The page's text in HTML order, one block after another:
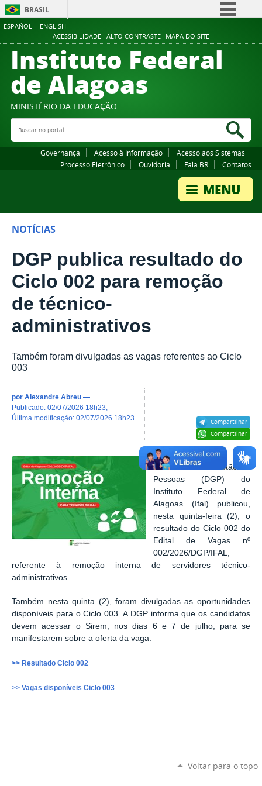
ESPAÑOL ENGLISH
ACESSIBILIDADE ALTO CONTRASTE MAPA DO SITE
BRASIL
Comunica BR
Participe
Canais
Instituto Federal
de Alagoas
MINISTÉRIO DA EDUCAÇÃO
Buscar no portal
Governança Acesso à Informação
Acesso aos Sistemas
Processo Eletrônico
Ouvidoria Fala.BR Contatos
NOTÍCIAS
DGP publica resultado do
Ciclo 002 para remoção
de técnico-
administrativos
Também foram divulgadas as vagas referentes ao Ciclo
003
Compartilhar
Compartilhar
por Alexandre Abreu —
publicado: 02/07/2026 18h23
última modificação: 02/07/2026 18h23
A Diretoria de Gestão de
Pessoas (DGP) do
Instituto Federal de
Alagoas (Ifal) publicou,
nesta quinta-feira (2), o
resultado do Ciclo 002 do
Edital de Vagas nº
002/2026/DGP/IFAL,
referente à remoção interna de servidores técnico-
administrativos.
Também nesta quinta (2), foram divulgadas as oportunidades
disponíveis para o Ciclo 003. A DGP informa que os candidatos
devem acessar o Sirem, nos dias 6 e 7 de julho, para se
manifestarem sobre a oferta da vaga.
>> Resultado Ciclo 002
>> Vagas disponíveis Ciclo 003
Voltar para o topo